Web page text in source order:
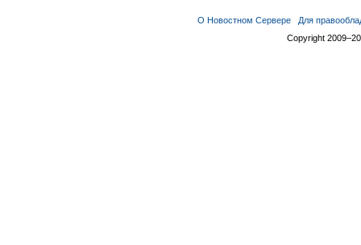
О Новостном Сервере
Для
Copyright